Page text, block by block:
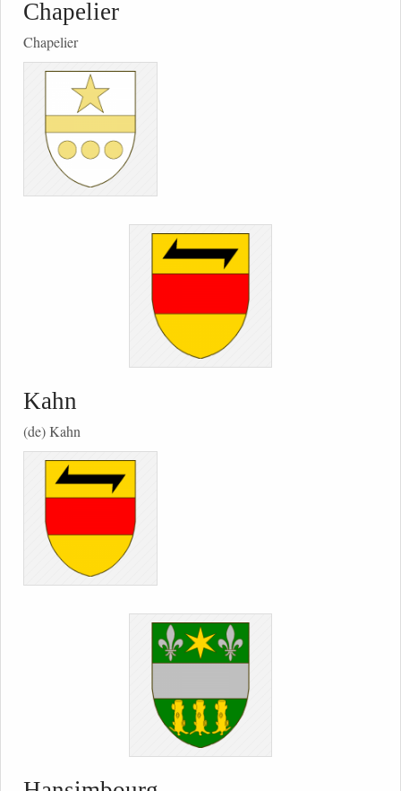
Chapelier
Chapelier
Kahn
(de) Kahn